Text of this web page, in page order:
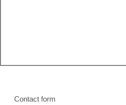
Contact form